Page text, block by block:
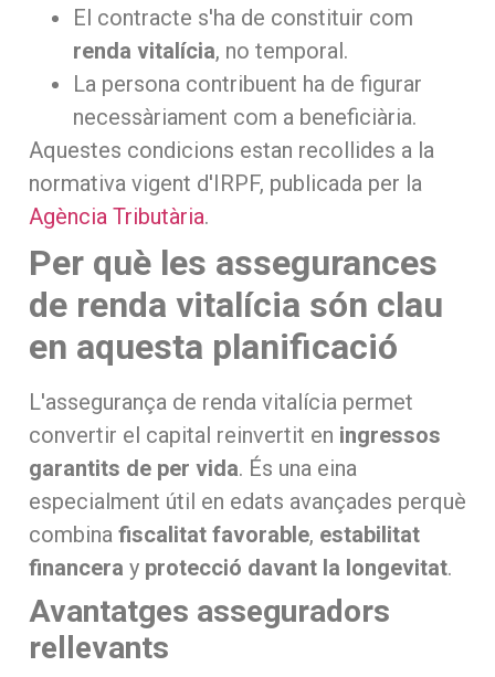
El contracte s'ha de constituir com
renda vitalícia, no temporal.
La persona contribuent ha de figurar
necessàriament com a beneficiària.
Aquestes condicions estan recollides a la
normativa vigent d'IRPF, publicada per la
Agència Tributària.
Per què les assegurances
de renda vitalícia són clau
en aquesta planificació
L'assegurança de renda vitalícia permet
convertir el capital reinvertit en ingressos
garantits de per vida. És una eina
especialment útil en edats avançades perquè
combina fiscalitat favorable, estabilitat
financera y protecció davant la longevitat.
Avantatges asseguradors
rellevants